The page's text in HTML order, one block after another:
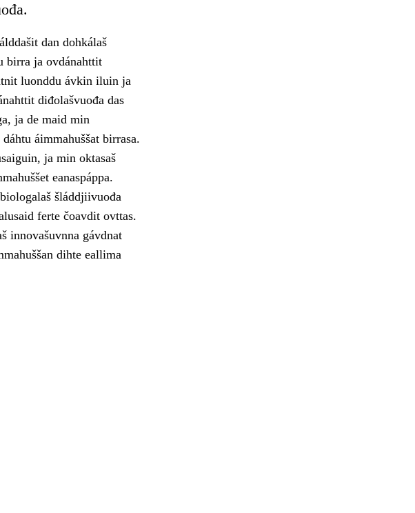
dan dohkálaš
birra ja ovdánahttit
luonddu ávkin iluin ja
diđolašvuođa das
ja de maid min
áimmahuššat birrasa.
ja min oktasaš
eanaspáppa.
šláddjiivuođa
ferte čoavdit ovttas.
innovašuvnna gávdnat
dihte eallima